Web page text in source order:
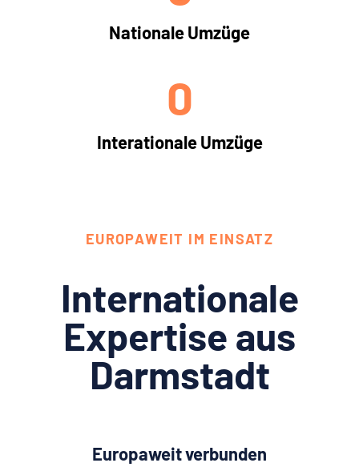
Nationale Umzüge
Interationale Umzüge
0
EUROPAWEIT IM EINSATZ
Internationale
Expertise aus
Darmstadt
Europaweit verbunden